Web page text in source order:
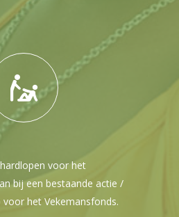
voor het
bij een bestaande actie /
het Vekemansfonds.